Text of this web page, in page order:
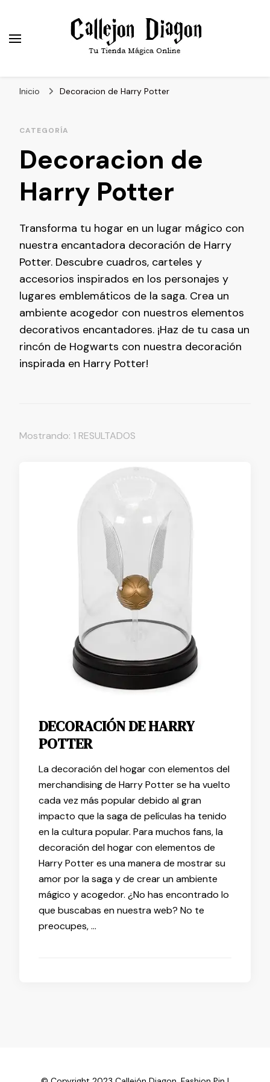
Inicio Decoracion de Harry Potter
CATEGORÍA
Decoracion de
Harry Potter
Transforma tu hogar en un lugar mágico con
nuestra encantadora decoración de Harry
Potter. Descubre cuadros, carteles y
accesorios inspirados en los personajes y
lugares emblemáticos de la saga. Crea un
ambiente acogedor con nuestros elementos
decorativos encantadores. ¡Haz de tu casa un
rincón de Hogwarts con nuestra decoración
inspirada en Harry Potter!
Mostrando: 1 RESULTADOS
DECORACIÓN DE HARRY
POTTER
La decoración del hogar con elementos del
merchandising de Harry Potter se ha vuelto
cada vez más popular debido al gran
impacto que la saga de películas ha tenido
en la cultura popular. Para muchos fans, la
decoración del hogar con elementos de
Harry Potter es una manera de mostrar su
amor por la saga y de crear un ambiente
mágico y acogedor. ¿No has encontrado lo
que buscabas en nuestra web? No te
preocupes, …